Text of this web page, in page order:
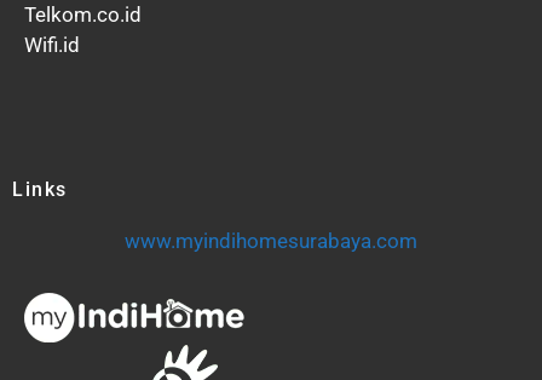
Telkom.co.id
Wifi.id
Links
www.myindihomesurabaya.com